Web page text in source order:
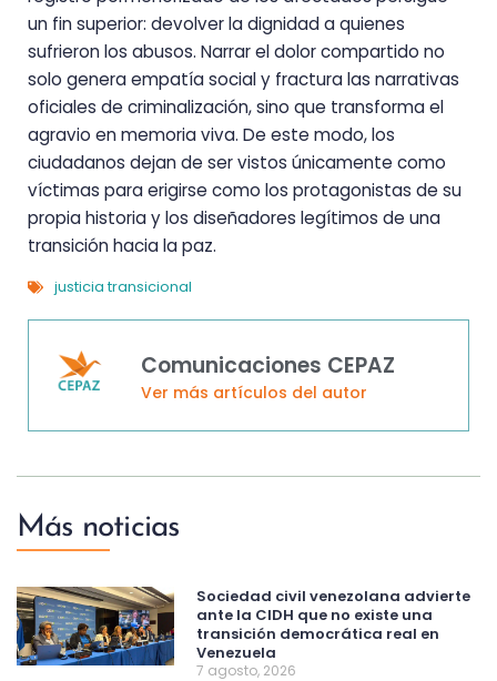
un fin superior: devolver la dignidad a quienes
sufrieron los abusos. Narrar el dolor compartido no
solo genera empatía social y fractura las narrativas
oficiales de criminalización, sino que transforma el
agravio en memoria viva. De este modo, los
ciudadanos dejan de ser vistos únicamente como
víctimas para erigirse como los protagonistas de su
propia historia y los diseñadores legítimos de una
transición hacia la paz.
justicia transicional
Comunicaciones CEPAZ
Ver más artículos del autor
Más noticias
Sociedad civil venezolana advierte
ante la CIDH que no existe una
transición democrática real en
Venezuela
7 agosto, 2026